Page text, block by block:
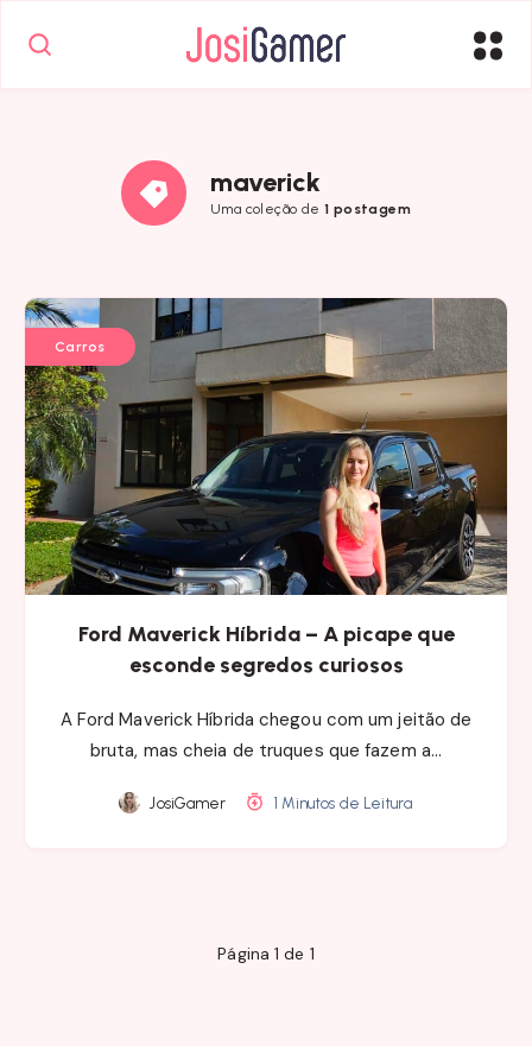
maverick
Uma coleção de 1 postagem
Carros
Ford Maverick Híbrida – A picape que
esconde segredos curiosos
A Ford Maverick Híbrida chegou com um jeitão de
bruta, mas cheia de truques que fazem a…
JosiGamer 1 Minutos de Leitura
Página 1 de 1